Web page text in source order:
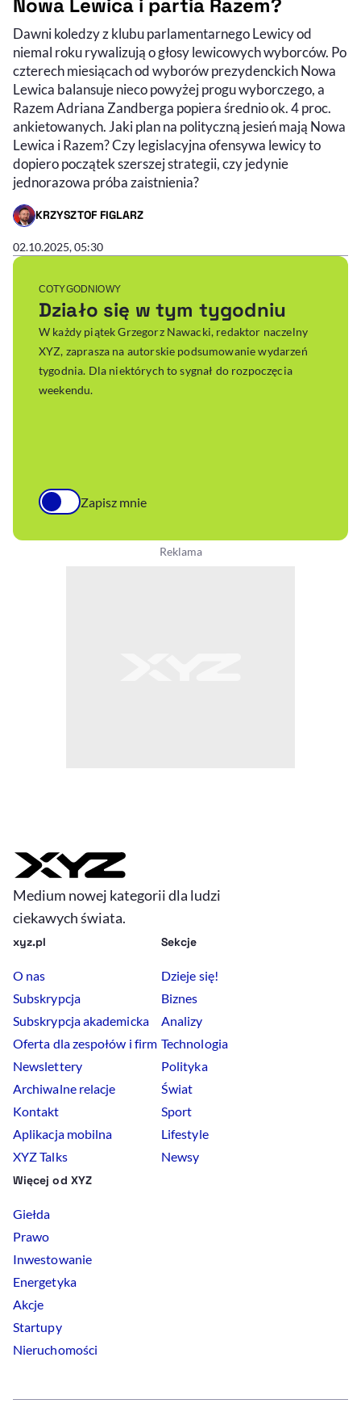
Dawni koledzy z klubu parlamentarnego Lewicy od
niemal roku rywalizują o głosy lewicowych wyborców. Po
czterech miesiącach od wyborów prezydenckich Nowa
Lewica balansuje nieco powyżej progu wyborczego, a
Razem Adriana Zandberga popiera średnio ok. 4 proc.
ankietowanych. Jaki plan na polityczną jesień mają Nowa
Lewica i Razem? Czy legislacyjna ofensywa lewicy to
dopiero początek szerszej strategii, czy jedynie
jednorazowa próba zaistnienia?
KRZYSZTOF FIGLARZ
- AUTOR ARTYKUŁU - PROFIL
02.10.2025, 05:30
Medium nowej kategorii dla ludzi
ciekawych świata.
xyz.pl
O nas
Subskrypcja
Subskrypcja akademicka
Oferta dla zespołów i firm
Newslettery
Archiwalne relacje
Kontakt
Aplikacja mobilna
XYZ Talks
Sekcje
Dzieje się!
Biznes
Analizy
Technologia
Polityka
Świat
Sport
Lifestyle
Newsy
Więcej od XYZ
Giełda
Prawo
Inwestowanie
Energetyka
Akcje
Startupy
Nieruchomości